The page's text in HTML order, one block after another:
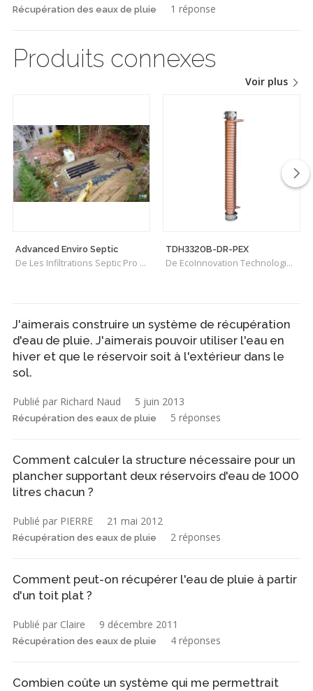
Récupération des eaux de pluie 1 réponse
Produits connexes
Voir plus
Advanced Enviro Septic
De Les Infiltrations Septic Pro Inc.
TDH3320B-DR-PEX
De EcoInnovation Technologies Inc.
J'aimerais construire un système de récupération
d'eau de pluie. J'aimerais pouvoir utiliser l'eau en
hiver et que le réservoir soit à l'extérieur dans le
sol.
Publié par Richard Naud 5 juin 2013
Récupération des eaux de pluie 5 réponses
Comment calculer la structure nécessaire pour un
plancher supportant deux réservoirs d'eau de 1000
litres chacun ?
Publié par PIERRE 21 mai 2012
Récupération des eaux de pluie 2 réponses
Comment peut-on récupérer l'eau de pluie à partir
d'un toit plat ?
Publié par Claire 9 décembre 2011
Récupération des eaux de pluie 4 réponses
Combien coûte un système qui me permettrait